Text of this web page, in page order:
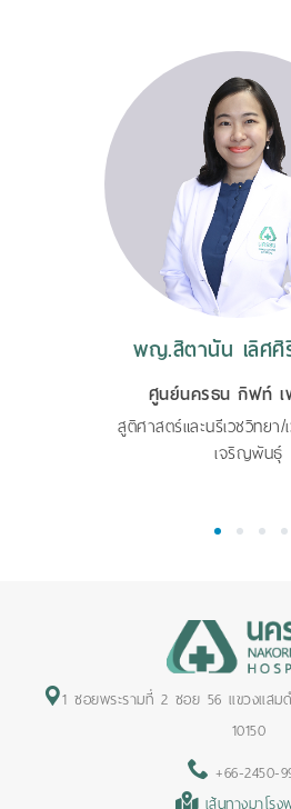
พญ.สิตานัน เลิศ
ศูนย์นครธน กิฟท์
สูติศาสตร์และนรีเวชวิทยา
เจริญพันธุ์
1 2 3 4
1 ซอยพระรามที่ 2 ซอย 56 แขวงแสม
10150
+66-2450-